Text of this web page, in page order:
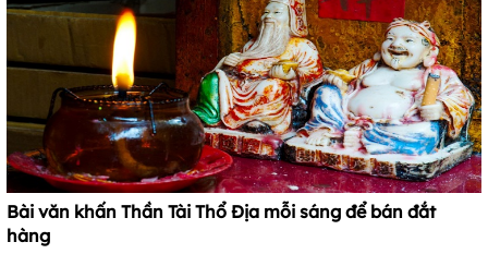
Bài văn khấn Thần Tài Thổ Địa mỗi sáng để bán đắt
hàng